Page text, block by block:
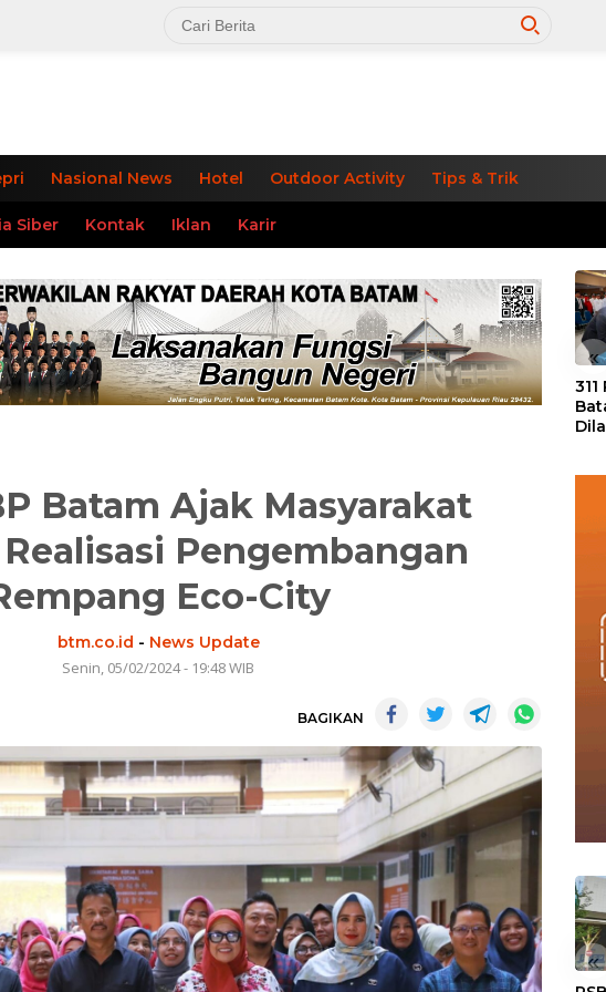
Nasional News Hotel Outdoor Activity Tips & Trik
Siber Kontak Iklan Karir
Batam Ajak Masyarakat
Pengembangan
Eco-City
btm.co.id - News Update
Senin, 05/02/2024 - 19:48 WIB
BAGIKAN
«
«